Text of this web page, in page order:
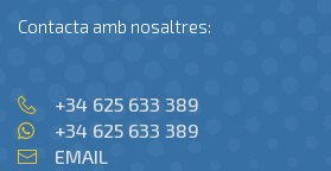
Contacta amb nosaltres:
+34 625 633 389
+34 625 633 389
EMAIL